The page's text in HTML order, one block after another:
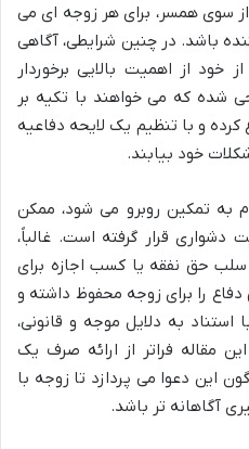
از سوی همسر، برای هر زوجه ای می
باشد. در چنین شرایطی، آگاهی
خود از اهمیت بالایی برخوردار
شده که می خواهند با تکیه بر
و با تنظیم یک لایحه دفاعیه
خود بیابند.
به تمکین روبرو می شود، ممکن
قرار گرفته است. غالباً،
حق نفقه یا کسب اجازه برای
را برای زوجه محفوظ داشته و
به دلایل موجه و قانونی،
مقاله فراتر از ارائه صرف یک
این دعوا می پردازد تا زوجه با
آگاهانه تر باشد.